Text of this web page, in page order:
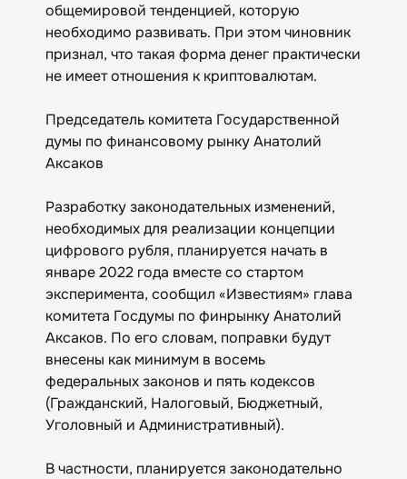
общемировой тенденцией, которую
необходимо развивать. При этом чиновник
признал, что такая форма денег практически
не имеет отношения к криптовалютам.
Председатель комитета Государственной
думы по финансовому рынку Анатолий
Аксаков
Разработку законодательных изменений,
необходимых для реализации концепции
цифрового рубля, планируется начать в
январе 2022 года вместе со стартом
эксперимента, сообщил «Известиям» глава
комитета Госдумы по финрынку Анатолий
Аксаков. По его словам, поправки будут
внесены как минимум в восемь
федеральных законов и пять кодексов
(Гражданский, Налоговый, Бюджетный,
Уголовный и Административный).
В частности, планируется законодательно